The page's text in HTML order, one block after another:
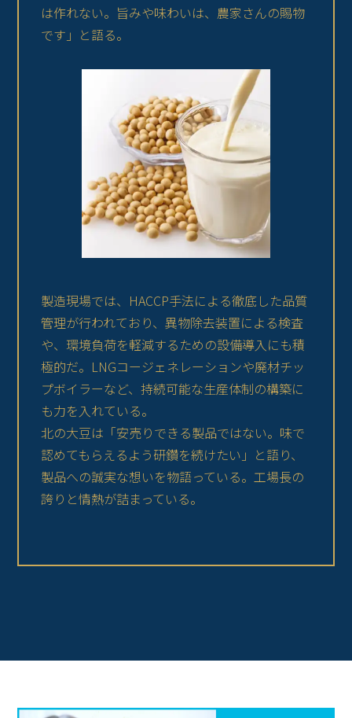
は作れない。旨みや味わいは、農家さんの賜物
です」と語る。
製造現場では、HACCP手法による徹底した品質
管理が行われており、異物除去装置による検査
や、環境負荷を軽減するための設備導入にも積
極的だ。LNGコージェネレーションや廃材チッ
プボイラーなど、持続可能な生産体制の構築に
も力を入れている。
北の大豆は「安売りできる製品ではない。味で
認めてもらえるよう研鑽を続けたい」と語り、
製品への誠実な想いを物語っている。工場長の
誇りと情熱が詰まっている。